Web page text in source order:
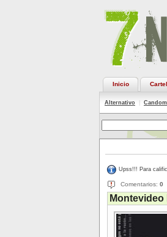
Inicio
Alternativo
Upss!!! Para
Comentarios: 0